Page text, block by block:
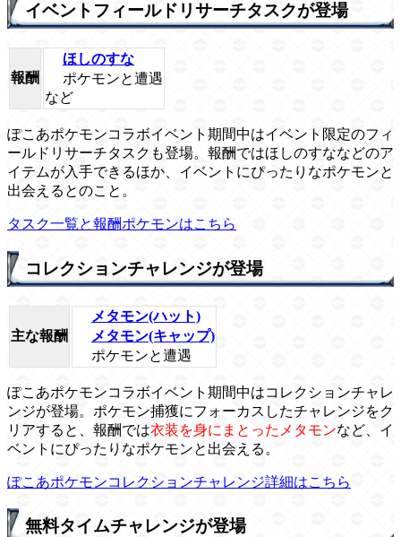
イベントフィールドリサーチタスクが登場
報酬
ほしのすな
ポケモンと遭遇
など
ぽこあポケモンコラボイベント期間中はイベント限定のフィ
ールドリサーチタスクも登場。報酬ではほしのすななどのア
イテムが入手できるほか、イベントにぴったりなポケモンと
出会えるとのこと。
タスク一覧と報酬ポケモンはこちら
コレクションチャレンジが登場
主な報酬
メタモン(ハット)
メタモン(キャップ)
ポケモンと遭遇
ぽこあポケモンコラボイベント期間中はコレクションチャレ
ンジが登場。ポケモン捕獲にフォーカスしたチャレンジをク
リアすると、報酬では衣装を身にまとったメタモンなど、イ
ベントにぴったりなポケモンと出会える。
ぽこあポケモンコレクションチャレンジ詳細はこちら
無料タイムチャレンジが登場